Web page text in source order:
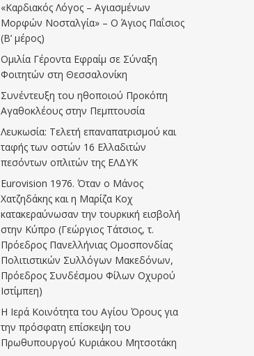
«Καρδιακός Λόγος – Αγιασμένων
Μορφών Νοσταλγία» – Ο Άγιος Παΐσιος
(Β’ μέρος)
Ομιλία Γέροντα Εφραίμ σε Σύναξη
Φοιτητών στη Θεσσαλονίκη
Συνέντευξη του ηθοποιού Προκόπη
Αγαθοκλέους στην Πεμπτουσία
Λευκωσία: Τελετή επαναπατρισμού και
ταφής των οστών 16 Ελλαδιτών
πεσόντων οπλιτών της ΕΛΔΥΚ
Eurovision 1976. Όταν ο Μάνος
Χατζηδάκης και η Μαρίζα Κοχ
κατακεραύνωσαν την τουρκική εισβολή
στην Κύπρο (Γεώργιος Τάτσιος, τ.
Πρόεδρος Πανελλήνιας Ομοσπονδίας
Πολιτιστικών Συλλόγων Μακεδόνων,
Πρόεδρος Συνδέσμου Φίλων Οχυρού
Ιστίμπεη)
Η Ιερά Κοινότητα του Αγίου Όρους για
την πρόσφατη επίσκεψη του
Πρωθυπουργού Κυριάκου Μητσοτάκη